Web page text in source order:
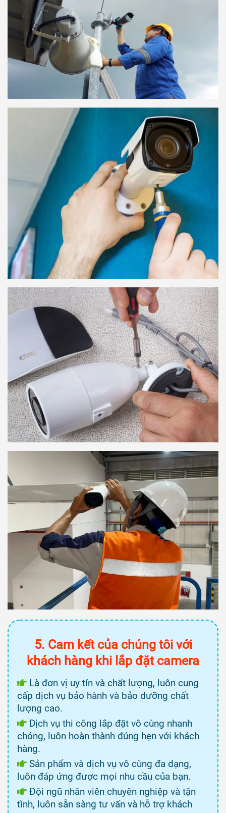
5. Cam kết của chúng tôi với
khách hàng khi lắp đặt camera
Là đơn vị uy tín và chất lượng, luôn cung
cấp dịch vụ bảo hành và bảo dưỡng chất
lượng cao.
Dịch vụ thi công lắp đặt vô cùng nhanh
chóng, luôn hoàn thành đúng hẹn với khách
hàng.
Sản phẩm và dịch vụ vô cùng đa dạng,
luôn đáp ứng được mọi nhu cầu của bạn.
Đội ngũ nhân viên chuyên nghiệp và tận
tình, luôn sẵn sàng tư vấn và hỗ trợ khách